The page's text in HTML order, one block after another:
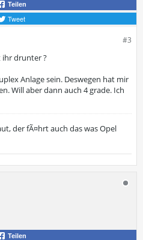
Teilen
Tweet
#3
ihr drunter ?
Anlage sein. Deswegen hat mir
Will aber dann auch 4 grade. Ich
der fÃ¤hrt auch das was Opel
Teilen